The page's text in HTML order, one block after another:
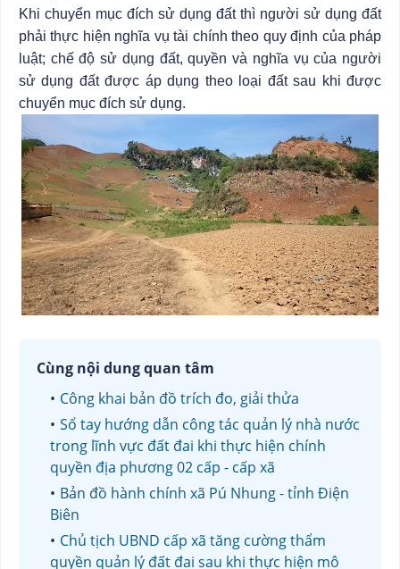
Khi chuyển mục đích sử dụng đất thì người sử dụng đất
phải thực hiện nghĩa vụ tài chính theo quy định của pháp
luật; chế độ sử dụng đất, quyền và nghĩa vụ của người
sử dụng đất được áp dụng theo loại đất sau khi được
chuyển mục đích sử dụng.
Cùng nội dung quan tâm
Công khai bản đồ trích đo, giải thửa
Sổ tay hướng dẫn công tác quản lý nhà nước
trong lĩnh vực đất đai khi thực hiện chính
quyền địa phương 02 cấp - cấp xã
Bản đồ hành chính xã Pú Nhung - tỉnh Điện
Biên
Chủ tịch UBND cấp xã tăng cường thẩm
quyền quản lý đất đai sau khi thực hiện mô